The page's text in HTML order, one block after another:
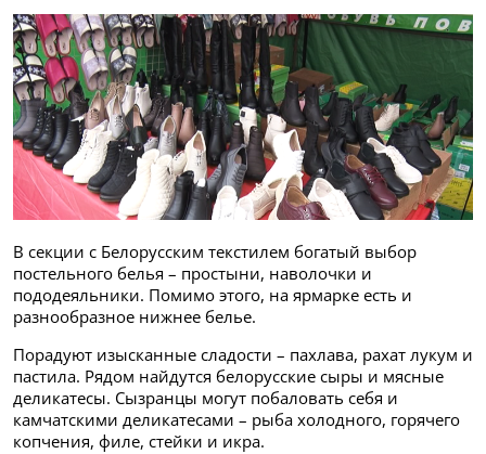
В секции с Белорусским текстилем богатый выбор
постельного белья – простыни, наволочки и
пододеяльники. Помимо этого, на ярмарке есть и
разнообразное нижнее белье.
Порадуют изысканные сладости – пахлава, рахат лукум и
пастила. Рядом найдутся белорусские сыры и мясные
деликатесы. Сызранцы могут побаловать себя и
камчатскими деликатесами – рыба холодного, горячего
копчения, филе, стейки и икра.